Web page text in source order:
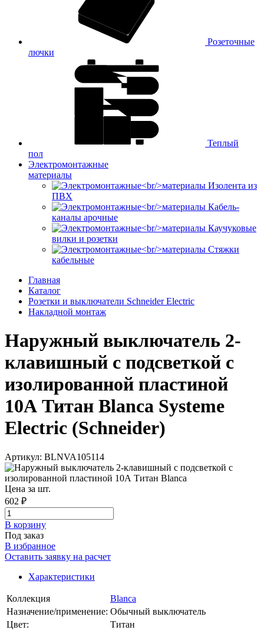
Розеточные
лючки
Теплый
пол
Электромонтажные
материалы
Изолента из
ПВХ
Кабель-
каналы арочные
Каучуковые
вилки и розетки
Стяжки
кабельные
Главная
Каталог
Розетки и выключатели Schneider Electric
Накладной монтаж
Наружный выключатель 2-
клавишный с подсветкой с
изолированной пластиной
10А Титан Blanca Systeme
Electric (Schneider)
Артикул: BLNVA105114
Цена за шт.
602 ₽
В корзинy
Под заказ
В избранное
Оставить заявку на расчет
Характеристики
Коллекция
Blanca
Назначение/применение: Обычный выключатель
Цвет:
Титан